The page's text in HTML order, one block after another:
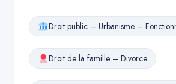
Droit public – Urbanisme –
Droit de la famille – Divorce